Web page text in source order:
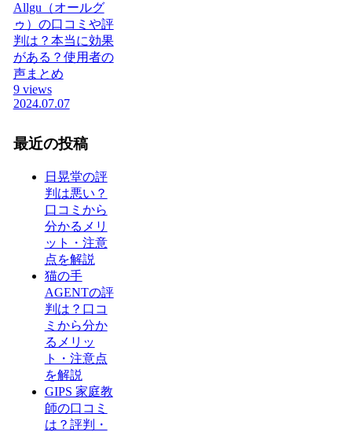
Allgu（オールグ
ゥ）の口コミや評
判は？本当に効果
がある？使用者の
声まとめ
9 views
2024.07.07
最近の投稿
日晃堂の評
判は悪い？
口コミから
分かるメリ
ット・注意
点を解説
猫の手
AGENTの評
判は？口コ
ミから分か
るメリッ
ト・注意点
を解説
GIPS 家庭教
師の口コミ
は？評判・